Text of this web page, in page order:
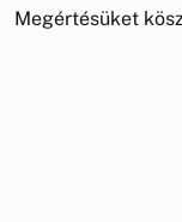
Megértésüket
Dr.